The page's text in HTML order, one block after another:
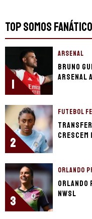
TOP SOMOS
1
ARSENAL
Bruno
Arsenal
2
FUTEBOL
crescem
3
ORLANDO
Orlando
NWSL